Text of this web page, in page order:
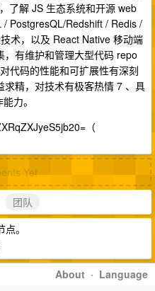
了解 JS 生态系统和开源 web
PostgresQL/Redshift / Redis /
术，以及 React Native 移动端
有维护和管理大型代码 repo
代码的性能和可扩展性有深刻
精，对技术有极客热情 7 、具
力。
（
Yet
团队
点。
About · Language